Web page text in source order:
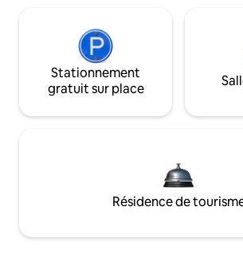
Stationnement
gratuit sur place
Résidence de